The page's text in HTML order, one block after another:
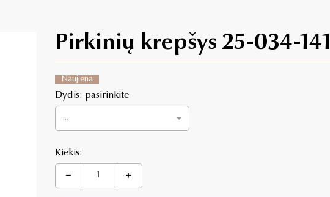
Pirkinių krepšys 25-034-141
Naujiena
Dydis: pasirinkite
...
Kiekis: